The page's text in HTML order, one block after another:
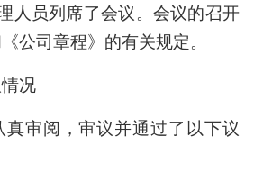
人员列席了会议。会议的召开
公司章程》的有关规定。
况
审阅，审议并通过了以下议